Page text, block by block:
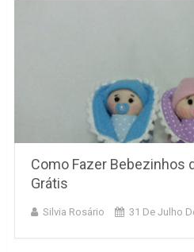
Como Fazer Bebezinhos
Grátis
Silvia Rosário 31 De Julho